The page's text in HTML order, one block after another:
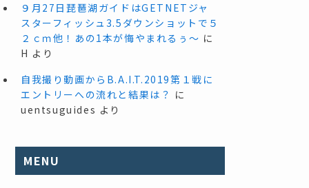
９月27日琵琶湖ガイドはGETNETジャ
スターフィッシュ3.5ダウンショットで５
２ｃｍ他！あの1本が悔やまれるぅ～ に
H より
自我撮り動画からB.A.I.T.2019第１戦に
エントリーへの流れと結果は？ に
uentsuguides より
MENU